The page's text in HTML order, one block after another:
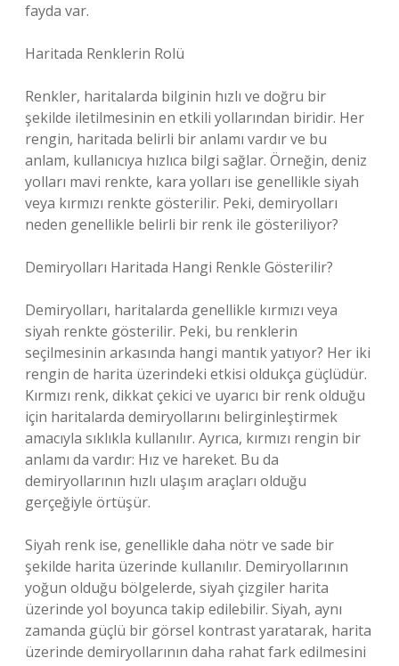
fayda var.
Haritada Renklerin Rolü
Renkler, haritalarda bilginin hızlı ve doğru bir
şekilde iletilmesinin en etkili yollarından biridir. Her
rengin, haritada belirli bir anlamı vardır ve bu
anlam, kullanıcıya hızlıca bilgi sağlar. Örneğin, deniz
yolları mavi renkte, kara yolları ise genellikle siyah
veya kırmızı renkte gösterilir. Peki, demiryolları
neden genellikle belirli bir renk ile gösteriliyor?
Demiryolları Haritada Hangi Renkle Gösterilir?
Demiryolları, haritalarda genellikle kırmızı veya
siyah renkte gösterilir. Peki, bu renklerin
seçilmesinin arkasında hangi mantık yatıyor? Her iki
rengin de harita üzerindeki etkisi oldukça güçlüdür.
Kırmızı renk, dikkat çekici ve uyarıcı bir renk olduğu
için haritalarda demiryollarını belirginleştirmek
amacıyla sıklıkla kullanılır. Ayrıca, kırmızı rengin bir
anlamı da vardır: Hız ve hareket. Bu da
demiryollarının hızlı ulaşım araçları olduğu
gerçeğiyle örtüşür.
Siyah renk ise, genellikle daha nötr ve sade bir
şekilde harita üzerinde kullanılır. Demiryollarının
yoğun olduğu bölgelerde, siyah çizgiler harita
üzerinde yol boyunca takip edilebilir. Siyah, aynı
zamanda güçlü bir görsel kontrast yaratarak, harita
üzerinde demiryollarının daha rahat fark edilmesini